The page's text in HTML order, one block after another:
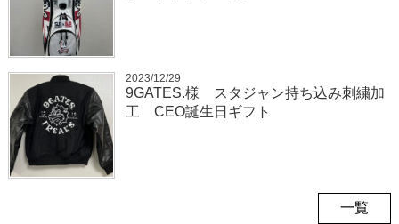
2023/12/29
9GATES.様 スタジャン持ち込み刺繍加
工 CEO誕生日ギフト
一覧